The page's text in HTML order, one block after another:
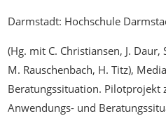
Darmstadt: Hochschule
(Hg. mit C. Christiansen, J.
M. Rauschenbach, H. Titz),
Beratungssituation. Pilotprojekt
Anwendungs- und